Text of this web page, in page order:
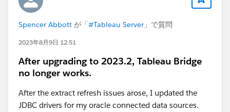
Spencer Abbott が「#Tableau Server 」で質問
2023年8月9日 12:51
After upgrading to 2023.2, Tableau Bridge
no longer works.
After the extract refresh issues arose, I updated the
JDBC drivers for my oracle connected data sources.